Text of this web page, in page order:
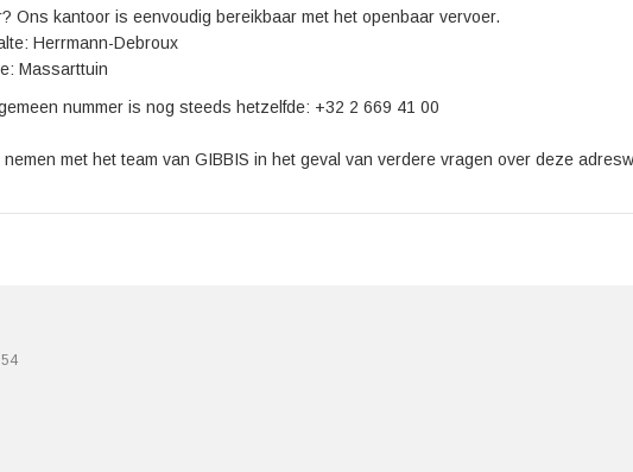
Ons kantoor is eenvoudig bereikbaar met het openbaar vervoer.
Herrmann-Debroux
Massarttuin
nummer is nog steeds hetzelfde: +32 2 669 41 00
met het team van GIBBIS in het geval van verdere vragen over deze